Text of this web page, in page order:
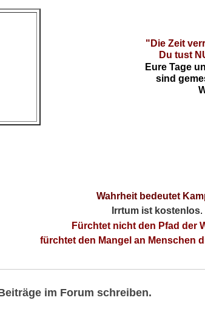
"Die Zeit
Du tust
Eure Tage
sind
Wahrheit bedeutet
Irrtum ist kostenlos.
Fürchtet nicht den Pfad der
fürchtet den Mangel an Menschen
im Forum schreiben.